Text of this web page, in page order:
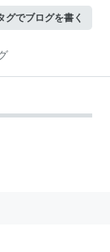
グでブログを書く